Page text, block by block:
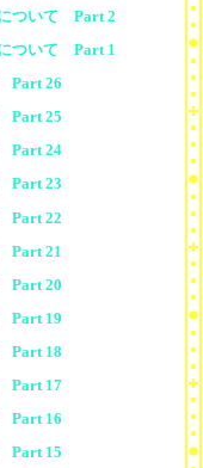
ついて Part 2
ついて Part 1
Part 26
Part 25
Part 24
Part 23
Part 22
Part 21
Part 20
Part 19
Part 18
Part 17
Part 16
Part 15